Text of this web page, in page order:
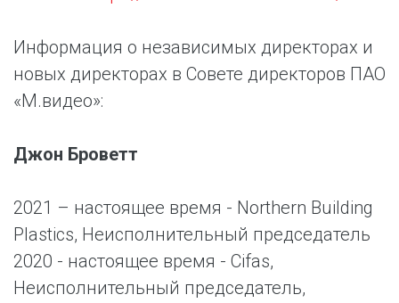
Информация о независимых директорах и
новых директорах в Совете директоров ПАО
«М.видео»:
Джон Броветт
2021 – настоящее время - Northern Building
Plastics, Неисполнительный председатель
2020 - настоящее время - Cifas,
Неисполнительный председатель,